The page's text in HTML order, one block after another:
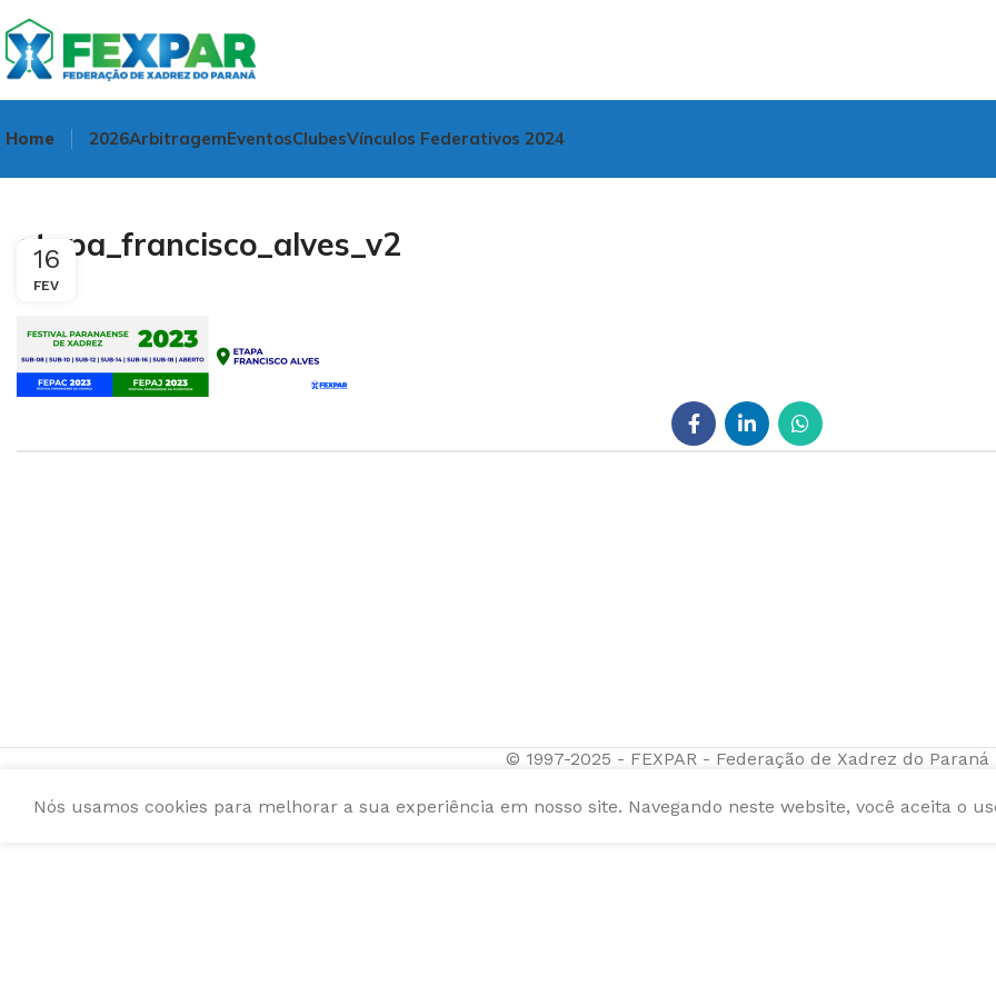
Home 2026ArbitragemEventosClubesVínculos Federativos 2024
etapa_francisco_alves_v2
16
FEV
© 1997-2025 - FEXPAR - Federação de Xadrez do Paraná
Nós usamos cookies para melhorar a sua experiência em nosso site. Navegando neste website, você aceita o